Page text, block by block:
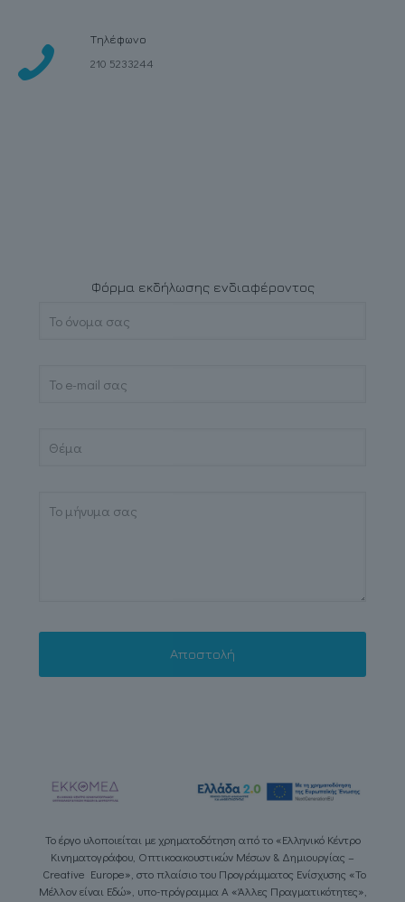
Τηλέφωνο
210 5233244
Φόρμα εκδήλωσης ενδιαφέροντος
Το έργο υλοποιείται με χρηματοδότηση από το «Ελληνικό Κέντρο
Κινηματογράφου, Οπτικοακουστικών Μέσων & Δημιουργίας –
Creative Europe», στο πλαίσιο του Προγράμματος Ενίσχυσης «Το
Μέλλον είναι Εδώ», υπο-πρόγραμμα Α «Άλλες Πραγματικότητες»,